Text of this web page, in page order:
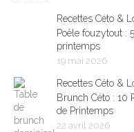
Recettes Céto &
Poêle fouzytout :
printemps
19 mai 2026
Recettes Céto &
Brunch Céto : 10
de Printemps
22 avril 2026